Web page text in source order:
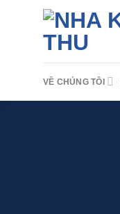
VỀ CHÚNG TÔI